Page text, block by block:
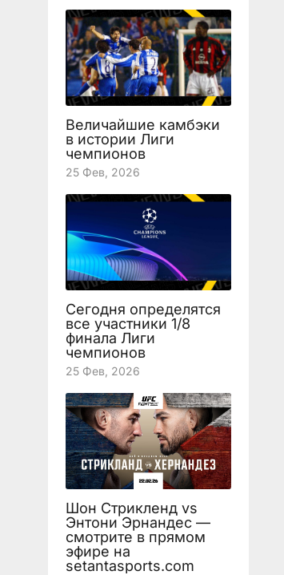
Величайшие камбэки
в истории Лиги
чемпионов
25 Фев, 2026
Сегодня определятся
все участники 1/8
финала Лиги
чемпионов
25 Фев, 2026
Шон Стрикленд vs
Энтони Эрнандес —
смотрите в прямом
эфире на
setantasports.com